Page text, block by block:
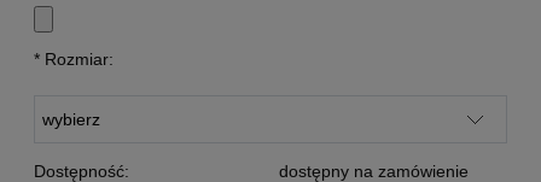
* Rozmiar:
Dostępność: dostępny na zamówienie